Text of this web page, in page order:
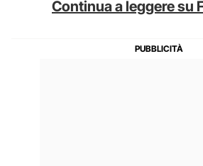
Continua a leggere su